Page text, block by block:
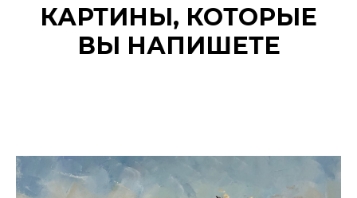
КАРТИНЫ, КОТОРЫЕ
ВЫ НАПИШЕТЕ